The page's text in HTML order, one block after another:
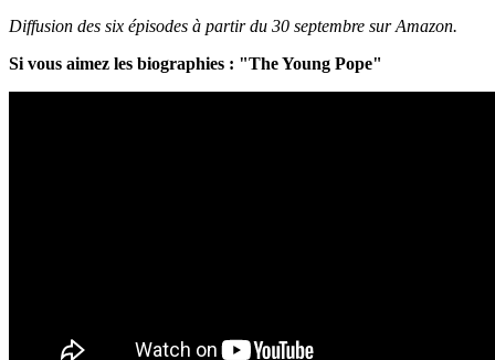
Diffusion des six épisodes à partir du 30 septembre sur Amazon.
Si vous aimez les biographies : "The Young Pope"